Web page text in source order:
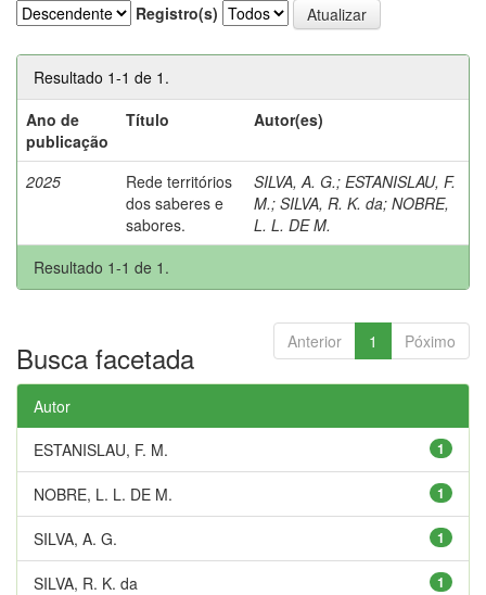
Registro(s)
Resultado 1-1 de 1.
Ano de
publicação
Título Autor(es)
2025
Rede territórios
dos saberes e
sabores.
SILVA, A. G.; ESTANISLAU, F.
M.; SILVA, R. K. da; NOBRE,
L. L. DE M.
Resultado 1-1 de 1.
Anterior 1 Póximo
Busca facetada
Autor
1
ESTANISLAU, F. M.
1
NOBRE, L. L. DE M.
1
SILVA, A. G.
1
SILVA, R. K. da